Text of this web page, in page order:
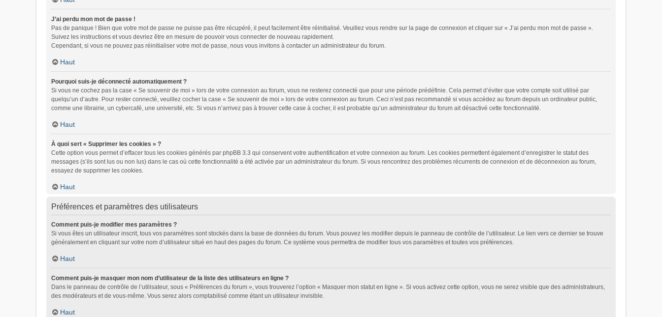
J’ai perdu mon mot de passe !
Pas de panique ! Bien que votre mot de passe ne puisse pas être récupéré, il peut facilement être réinitialisé. Veuillez vous rendre sur la page de connexion et cliquer sur « J’ai perdu mon mot de passe ».
Suivez les instructions et vous devriez être en mesure de pouvoir vous connecter de nouveau rapidement.
Cependant, si vous ne pouvez pas réinitialiser votre mot de passe, nous vous invitons à contacter un administrateur du forum.
Haut
Pourquoi suis-je déconnecté automatiquement ?
Si vous ne cochez pas la case « Se souvenir de moi » lors de votre connexion au forum, vous ne resterez connecté que pour une période prédéfinie. Cela permet d’éviter que votre compte soit utilisé par
quelqu’un d’autre. Pour rester connecté, veuillez cocher la case « Se souvenir de moi » lors de votre connexion au forum. Ceci n’est pas recommandé si vous accédez au forum depuis un ordinateur public,
comme une librairie, un cybercafé, une université, etc. Si vous n’arrivez pas à trouver cette case à cocher, il est probable qu’un administrateur du forum ait désactivé cette fonctionnalité.
Haut
À quoi sert « Supprimer les cookies » ?
Cette option vous permet d’effacer tous les cookies générés par phpBB 3.3 qui conservent votre authentification et votre connexion au forum. Les cookies permettent également d’enregistrer le statut des
messages (s’ils sont lus ou non lus) dans le cas où cette fonctionnalité a été activée par un administrateur du forum. Si vous rencontrez des problèmes récurrents de connexion et de déconnexion au forum,
essayez de supprimer les cookies.
Haut
Préférences et paramètres des utilisateurs
Comment puis-je modifier mes paramètres ?
Si vous êtes un utilisateur inscrit, tous vos paramètres sont stockés dans la base de données du forum. Vous pouvez les modifier depuis le panneau de contrôle de l’utilisateur. Le lien vers ce dernier se trouve
généralement en cliquant sur votre nom d’utilisateur situé en haut des pages du forum. Ce système vous permettra de modifier tous vos paramètres et toutes vos préférences.
Haut
Comment puis-je masquer mon nom d’utilisateur de la liste des utilisateurs en ligne ?
Dans le panneau de contrôle de l’utilisateur, sous « Préférences du forum », vous trouverez l’option « Masquer mon statut en ligne ». Si vous activez cette option, vous ne serez visible que des administrateurs,
des modérateurs et de vous-même. Vous serez alors comptabilisé comme étant un utilisateur invisible.
Haut